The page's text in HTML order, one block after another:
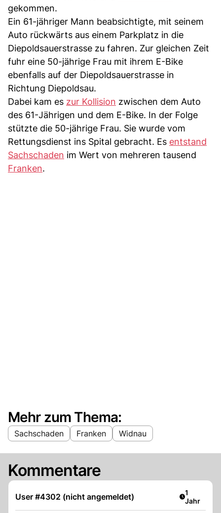
gekommen.
Ein 61-jähriger Mann beabsichtigte, mit seinem
Auto rückwärts aus einem Parkplatz in die
Diepoldsauerstrasse zu fahren. Zur gleichen Zeit
fuhr eine 50-jährige Frau mit ihrem E-Bike
ebenfalls auf der Diepoldsauerstrasse in
Richtung Diepoldsau.
Dabei kam es zur Kollision zwischen dem Auto
des 61-Jährigen und dem E-Bike. In der Folge
stützte die 50-jährige Frau. Sie wurde vom
Rettungsdienst ins Spital gebracht. Es entstand
Sachschaden im Wert von mehreren tausend
Franken.
Mehr zum Thema:
Sachschaden Franken Widnau
Kommentare
User #4302 (nicht angemeldet) Artikel
1
Jahr